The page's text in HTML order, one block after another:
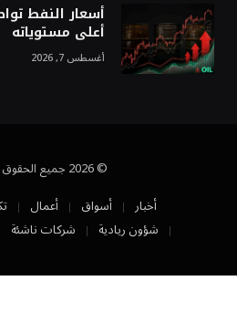
أسعار النفط
أعلى مستوياته
أغسطس 7, 2026
© 2026 جميع الحقوق محفوظة.
أخبار
أسواق أعمال
شؤون ريادية
شركات ناشئة